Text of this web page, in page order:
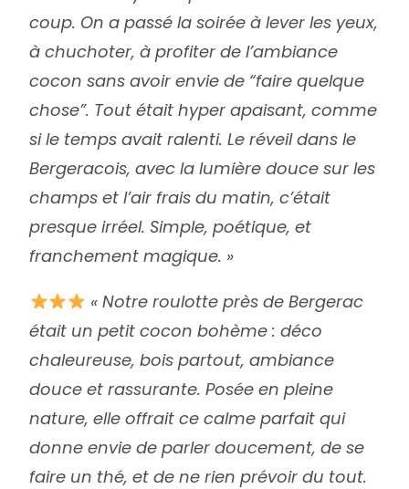
coup. On a passé la soirée à lever les yeux,
à chuchoter, à profiter de l’ambiance
cocon sans avoir envie de “faire quelque
chose”. Tout était hyper apaisant, comme
si le temps avait ralenti. Le réveil dans le
Bergeracois, avec la lumière douce sur les
champs et l’air frais du matin, c’était
presque irréel. Simple, poétique, et
franchement magique. »
« Notre roulotte près de Bergerac
était un petit cocon bohème : déco
chaleureuse, bois partout, ambiance
douce et rassurante. Posée en pleine
nature, elle offrait ce calme parfait qui
donne envie de parler doucement, de se
faire un thé, et de ne rien prévoir du tout.